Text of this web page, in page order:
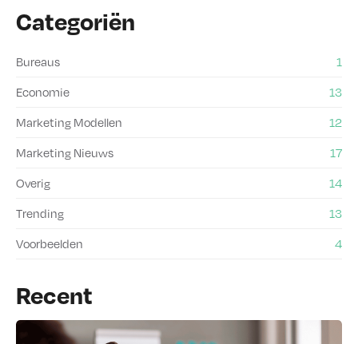
Categoriën
Bureaus
1
Economie
13
Marketing Modellen
12
Marketing Nieuws
17
Overig
14
Trending
13
Voorbeelden
4
Recent